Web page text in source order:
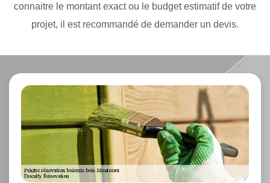
connaitre le montant exact ou le budget estimatif de votre
projet, il est recommandé de demander un devis.